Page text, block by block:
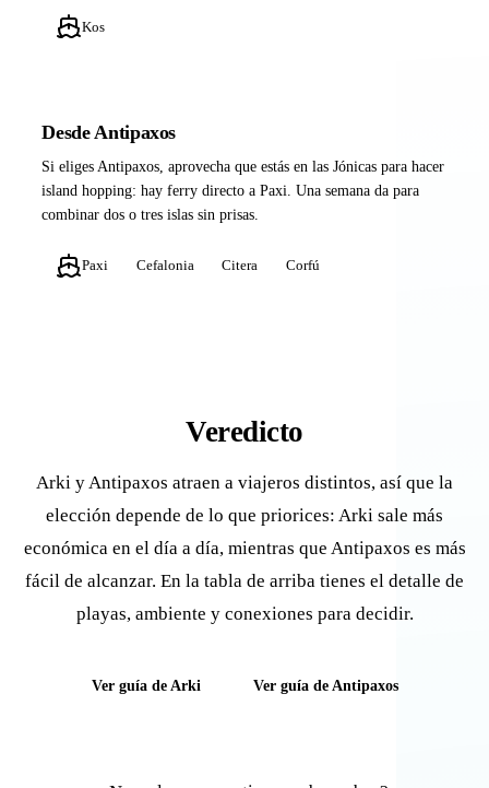
Kos
Desde Antipaxos
Si eliges Antipaxos, aprovecha que estás en las Jónicas para hacer
island hopping: hay ferry directo a Paxi. Una semana da para
combinar dos o tres islas sin prisas.
Paxi Cefalonia Citera Corfú
Veredicto
Arki y Antipaxos atraen a viajeros distintos, así que la
elección depende de lo que priorices: Arki sale más
económica en el día a día, mientras que Antipaxos es más
fácil de alcanzar. En la tabla de arriba tienes el detalle de
playas, ambiente y conexiones para decidir.
Ver guía de Arki Ver guía de Antipaxos